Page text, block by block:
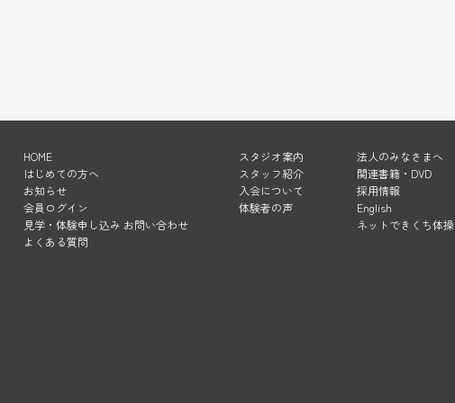
HOME
はじめての方へ
お知らせ
会員ログイン
見学・体験申し込み お問い合わせ
よくある質問
スタジオ案内
スタッフ紹介
入会について
体験者の声
法人のみなさまへ
関連書籍・DVD
採用情報
English
ネットできくち体操